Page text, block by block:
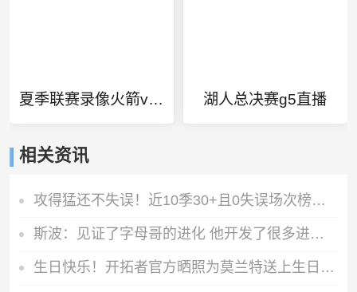
夏季联赛录像火箭vs篮网 湖人总决赛g5直播
相关资讯
攻得猛还不失误！近10季30+且0失误场次榜：SGA领跑 浓眉第二
斯波：见证了字母哥的进化 他开发了很多进化但他还有上升空间
生日快乐！开拓者官方晒照为莫兰特送上生日祝福